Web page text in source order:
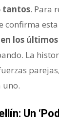
tantos. Para
confirma
los
La
uno.
Un